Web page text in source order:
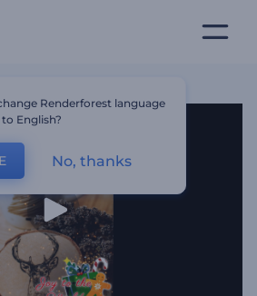
Renderforest language
to English?
No, thanks